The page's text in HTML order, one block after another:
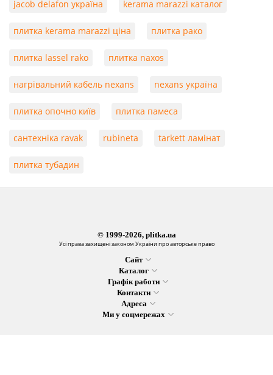
jacob delafon україна kerama marazzi каталог
плитка kerama marazzi ціна плитка рако
плитка lassel rako плитка naxos
нагрівальний кабель nexans nexans україна
плитка опочно київ плитка памеса
сантехніка ravak rubineta tarkett ламінат
плитка тубадин
© 1999-2026, plitka.ua
Усі права захищені законом України про авторське право
Сайт
Каталог
Графік работи
Контакти
Адреса
Ми у соцмережах